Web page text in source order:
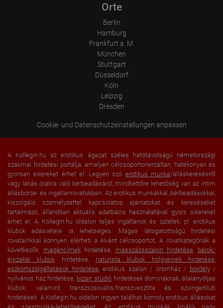
Orte
Berlin
Hamburg
Frankfurt a. M.
München
Stuttgart
Düsseldorf
Köln
Leipzig
Dresden
Cookie- und Datenschutzeinstellungen anpassen
A Kollegin.hu az erotikus ágazat széles hatótávolságú németországi
szakmai hirdetési portálja, amelyen célcsoportorientáltan, hatékonyan és
gyorsan sikereket érhet el. Legyen szó erotikus munka/álláskeresésről
vagy lakás órákra való bérbeadásáról, mindkettőre lehetőség van az intim
állásbörze- és ingatlanrovatokban. Az erotikus munkákkal, bérbeadásokkal,
kiszolgáló személyzettel kapcsolatos ajánlatokat és kereséseket
tartalmazó, állandóan aktuális adatbázis használatával gyors sikereket
érhet el. A Kollegin.hu oldalon teljes ingatlanok és üzletek, pl. erotikus
klubok adásvétele is lehetséges. Magas látogatottságú hirdetési
rovatainkkal könnyen elérheti a kívánt célcsoportot. A rovatkategóriák a
következők: magáncímek hirdetése, masszázsszalon hirdetése, bárok/
éjszakai klubok hirdetése, naturista klubok hölgyeinek hirdetése
eszkortszolgáltatások hirdetése, erotikus szalon / örömház / bordély/
nyilvános ház hirdetése, bizarr stúdióhirdetések domináknak, átalánydíjas
klubok, valamint transzszexuális/transzvesztita és szvingerklub
hirdetések. A Kollegin.hu oldalon ingyen találhat komoly erotikus állásokat